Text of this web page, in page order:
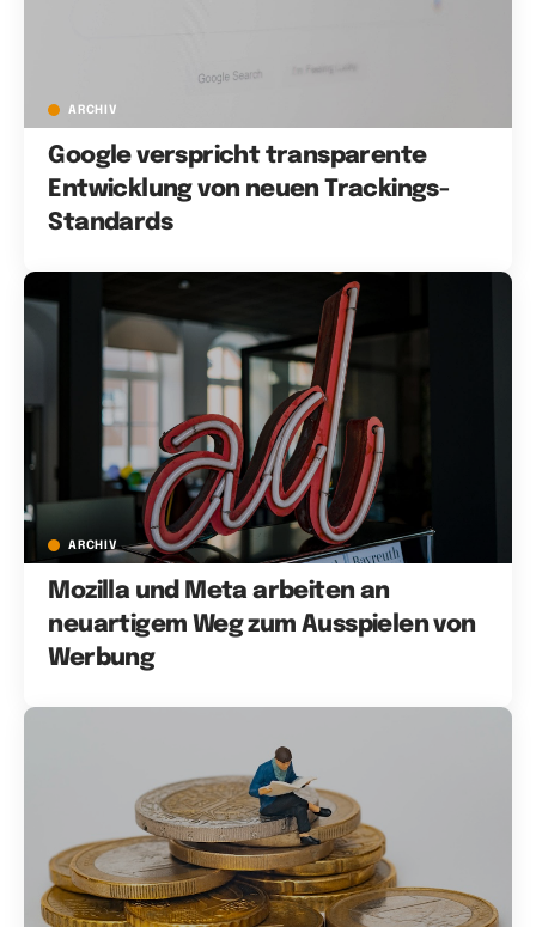
ARCHIV
Google verspricht transparente
Entwicklung von neuen Trackings-
Standards
ARCHIV
Mozilla und Meta arbeiten an
neuartigem Weg zum Ausspielen von
Werbung